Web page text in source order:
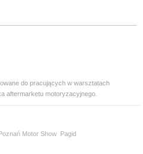
do pracujących w warsztatach
aftermarketu motoryzacyjnego.
Motor Show Pagid